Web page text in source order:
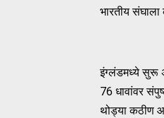
भारतीय संघाला
इंग्लंडमध्ये सुरू
76 धावांवर
थोड्या कठीण